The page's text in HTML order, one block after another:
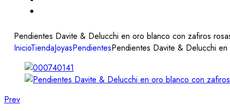
Pendientes Davite & Delucchi en oro blanco con zafiros
InicioTiendaJoyasPendientesPendientes Davite & Delucchi
Prev